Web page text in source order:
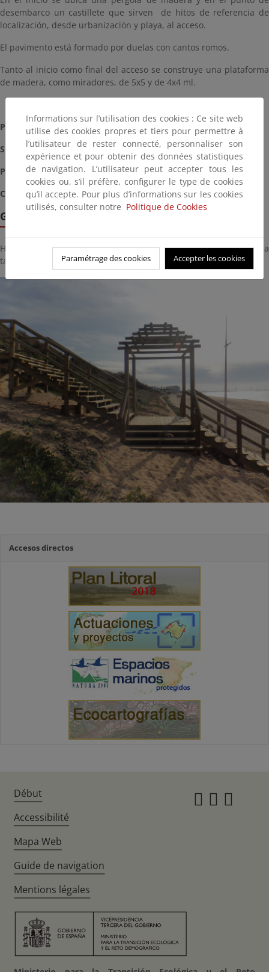
desembarco un castillete que sirven de hitos de referencia de
localización, desde urbanización y playa, al acceso.
El pavimento está formado por duelas con cantos romos.
Tanto al inicio como final del acceso se construye una plataforma
de madera, como miradores, de 5x5 y de 4x4 ml.
Plazo:
1 mes
Situación:Terminada (2015)
Presupuesto: 58.292,70 €
Coordenadas: 743531.84 E, 4054167.01 N (29 T)
Galería de imágenes
Haga click sobre la imagen para ver la galería del proyecto a
tamaño completo:
Accesos directos
Informations sur l’utilisation des cookies : Ce site web
utilise des cookies propres et tiers pour permettre à
l’utilisateur de rester connecté, personnaliser son
expérience et pour obtenir des données statistiques
de navigation. L’utilisateur peut accepter tous les
cookies ou, s’il préfère, configurer le type de cookies
qu’il accepte. Pour plus d’informations sur les cookies
utilisés, consulter notre Politique de Cookies
Paramétrage des cookies Accepter les cookies
Début
Accessibilité
Mapa Web
Guide de navigation
Mentions légales